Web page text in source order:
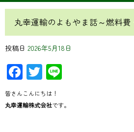
丸幸運輸のよもやま話～燃料
投稿日 2026年5月18日
Facebook
Twitter
皆さんこんにちは！
丸幸運輸株式会社です。